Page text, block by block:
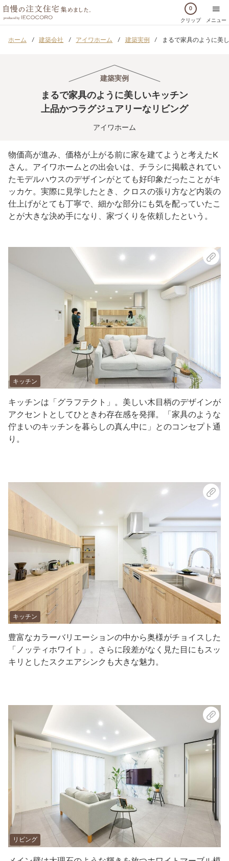
0
クリップ メニュー
ホーム 建築会社 アイワホーム 建築実例 まるで家具のように美
建築実例
まるで家具のように美しいキッチン
上品かつラグジュアリーなリビング
アイワホーム
物価高が進み、価格が上がる前に家を建てようと考えたK
さん。アイワホームとの出会いは、チラシに掲載されてい
たモデルハウスのデザインがとても好印象だったことがキ
ッカケ。実際に見学したとき、クロスの張り方など内装の
仕上げがとても丁寧で、細かな部分にも気を配っていたこ
とが大きな決め手になり、家づくりを依頼したという。
キッチン
キッチンは「グラフテクト」。美しい木目柄のデザインが
アクセントとしてひときわ存在感を発揮。「家具のような
佇まいのキッチンを暮らしの真ん中に」とのコンセプト通
り。
キッチン
豊富なカラーバリエーションの中から奥様がチョイスした
「ノッティホワイト」。さらに段差がなく見た目にもスッ
キリとしたスクエアシンクも大きな魅力。
リビング